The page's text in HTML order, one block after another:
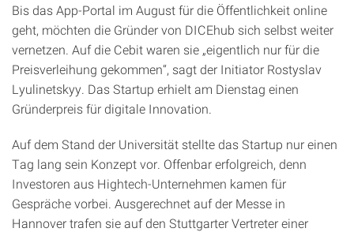
Bis das App-Portal im August für die Öffentlichkeit online
geht, möchten die Gründer von DICEhub sich selbst weiter
vernetzen. Auf die Cebit waren sie „eigentlich nur für die
Preisverleihung gekommen“, sagt der Initiator Rostyslav
Lyulinetskyy. Das Startup erhielt am Dienstag einen
Gründerpreis für digitale Innovation.
Auf dem Stand der Universität stellte das Startup nur einen
Tag lang sein Konzept vor. Offenbar erfolgreich, denn
Investoren aus Hightech-Unternehmen kamen für
Gespräche vorbei. Ausgerechnet auf der Messe in
Hannover trafen sie auf den Stuttgarter Vertreter einer